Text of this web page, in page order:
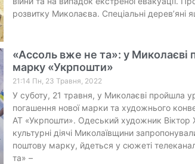
розвитку Миколаєва. Спеціальні дерев’яні
«Ассоль вже не та»: у Миколаєві
марку «Укрпошти»
21:14 Пн, 23 Травня, 2022
У суботу, 21 травня, у Миколаєві пройшла
погашення нової марки та художнього
АТ «Укрпошти». Одеський художник Віктор
культурні діячі Миколаївщини
поштову марку, йдеться у сюжеті
та» –